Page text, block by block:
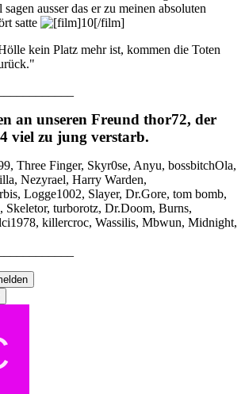
ausser das er zu meinen absoluten
satte
kein Platz mehr ist, kommen die Toten
an unseren Freund thor72, der
viel zu jung verstarb.
Three Finger, Skyr0se, Anyu, bossbitchOla,
Nezyrael, Harry Warden,
Logge1002, Slayer, Dr.Gore, tom bomb,
Skeletor, turborotz, Dr.Doom, Burns,
killercroc, Wassilis, Mbwun, Midnight,